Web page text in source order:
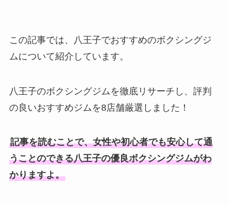
この記事では、八王子でおすすめのボクシングジ
ムについて紹介しています。
八王子のボクシングジムを徹底リサーチし、評判
の良いおすすめジムを8店舗厳選しました！
記事を読むことで、女性や初心者でも安心して通
うことのできる八王子の優良ボクシングジムがわ
かりますよ。